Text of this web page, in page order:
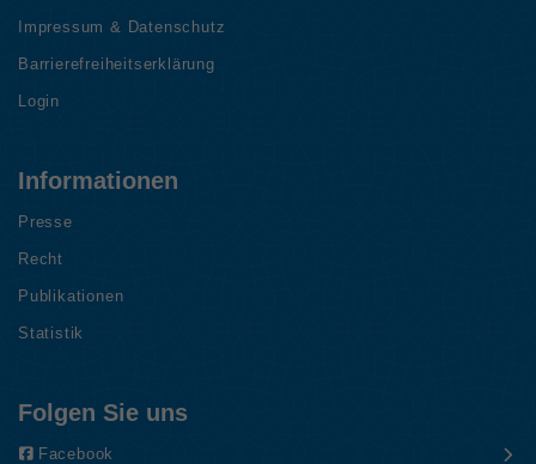
Impressum & Datenschutz
Barrierefreiheitserklärung
Login
Informationen
Presse
Recht
Publikationen
Statistik
Folgen Sie uns
Facebook